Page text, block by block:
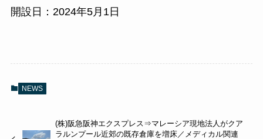
開設日：2024年5月1日
NEWS
(株)阪急阪神エクスプレス⇒マレーシア現地法人がクア
ラルンプール近郊の既存倉庫を増床／メディカル関連